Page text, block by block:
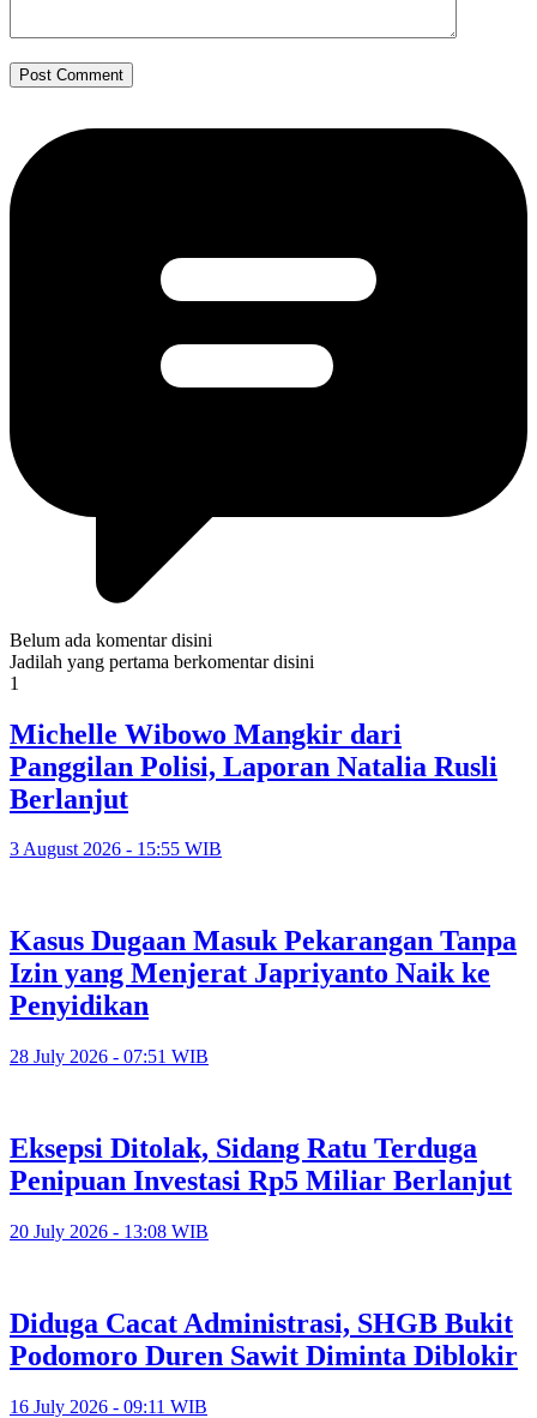
Belum ada komentar disini
Jadilah yang pertama berkomentar disini
1
Michelle Wibowo Mangkir dari
Panggilan Polisi, Laporan Natalia Rusli
Berlanjut
3 August 2026 - 15:55 WIB
Kasus Dugaan Masuk Pekarangan Tanpa
Izin yang Menjerat Japriyanto Naik ke
Penyidikan
28 July 2026 - 07:51 WIB
Eksepsi Ditolak, Sidang Ratu Terduga
Penipuan Investasi Rp5 Miliar Berlanjut
20 July 2026 - 13:08 WIB
Diduga Cacat Administrasi, SHGB Bukit
Podomoro Duren Sawit Diminta Diblokir
16 July 2026 - 09:11 WIB